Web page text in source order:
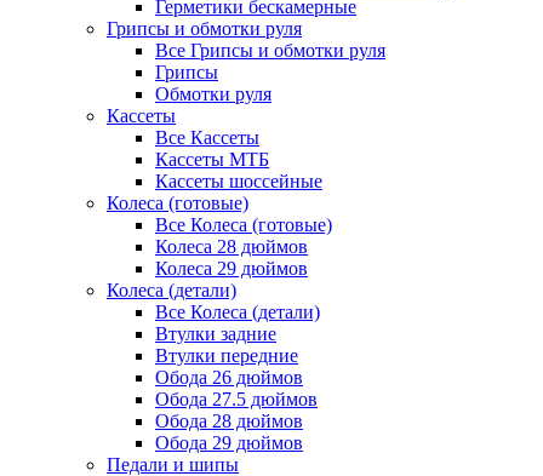
Герметики бескамерные
Грипсы и обмотки руля
Все Грипсы и обмотки руля
Грипсы
Обмотки руля
Кассеты
Все Кассеты
Кассеты МТБ
Кассеты шоссейные
Колеса (готовые)
Все Колеса (готовые)
Колеса 28 дюймов
Колеса 29 дюймов
Колеса (детали)
Все Колеса (детали)
Втулки задние
Втулки передние
Обода 26 дюймов
Обода 27.5 дюймов
Обода 28 дюймов
Обода 29 дюймов
Педали и шипы